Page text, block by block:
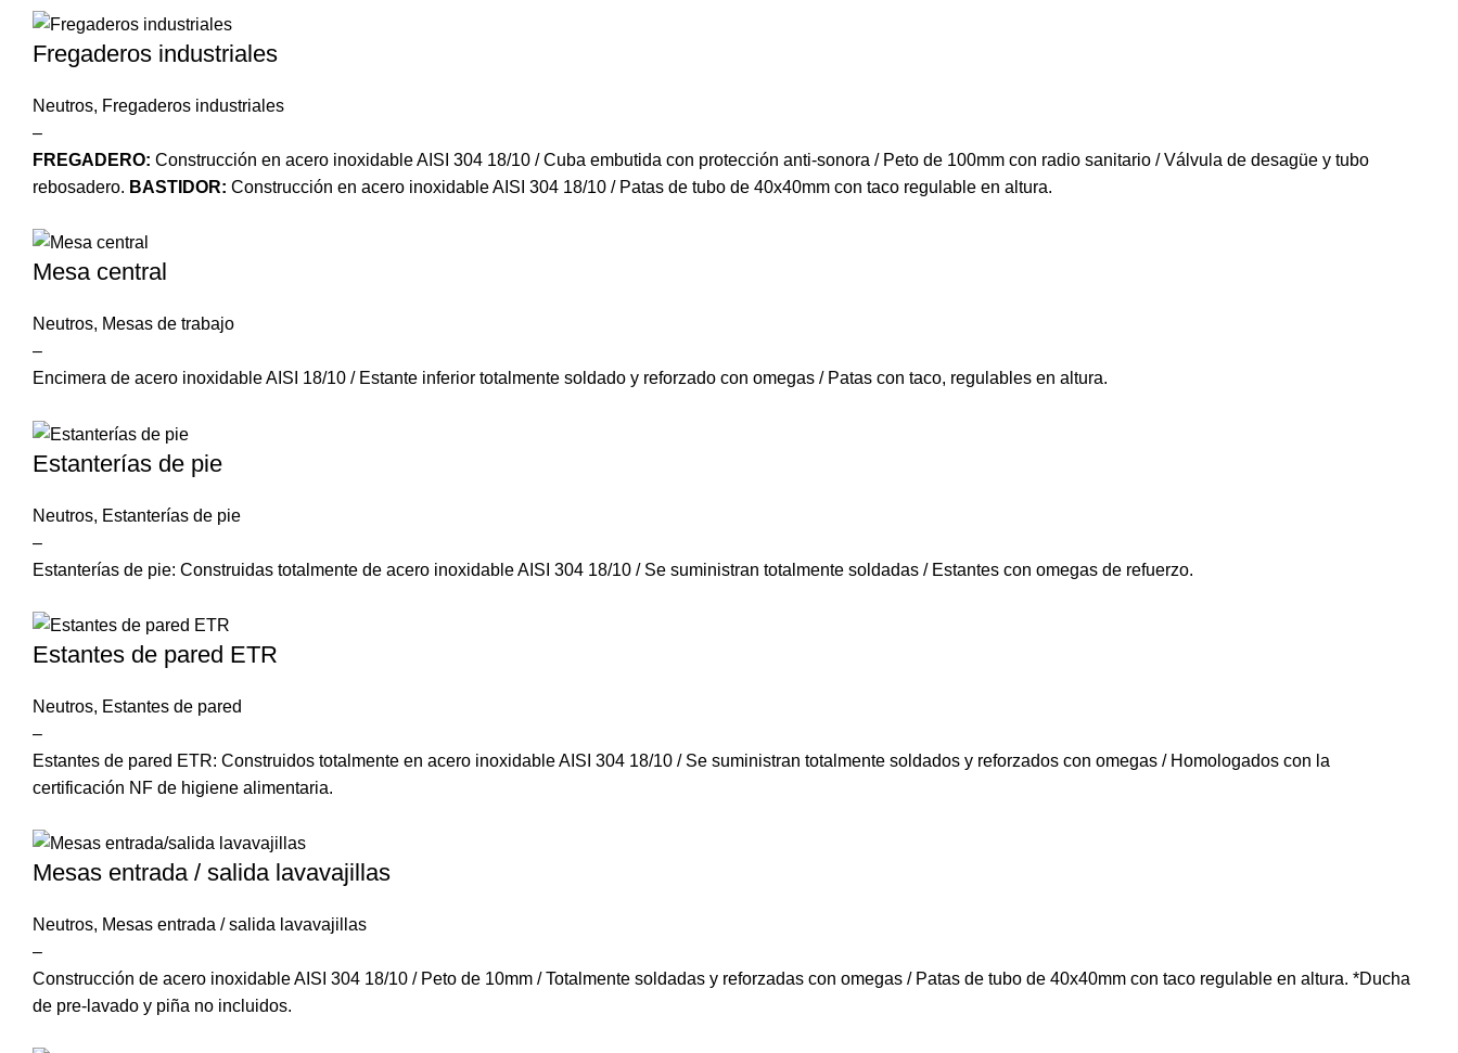
Fregaderos industriales
Neutros, Fregaderos industriales
–
FREGADERO: Construcción en acero inoxidable AISI 304 18/10 / Cuba embutida con protección anti-sonora / Peto de 100mm con radio sanitario / Válvula de desagüe y tubo
rebosadero. BASTIDOR: Construcción en acero inoxidable AISI 304 18/10 / Patas de tubo de 40x40mm con taco regulable en altura.
Mesa central
Neutros, Mesas de trabajo
–
Encimera de acero inoxidable AISI 18/10 / Estante inferior totalmente soldado y reforzado con omegas / Patas con taco, regulables en altura.
Estanterías de pie
Neutros, Estanterías de pie
–
Estanterías de pie: Construidas totalmente de acero inoxidable AISI 304 18/10 / Se suministran totalmente soldadas / Estantes con omegas de refuerzo.
Estantes de pared ETR
Neutros, Estantes de pared
–
Estantes de pared ETR: Construidos totalmente en acero inoxidable AISI 304 18/10 / Se suministran totalmente soldados y reforzados con omegas / Homologados con la
certificación NF de higiene alimentaria.
Mesas entrada / salida lavavajillas
Neutros, Mesas entrada / salida lavavajillas
–
Construcción de acero inoxidable AISI 304 18/10 / Peto de 10mm / Totalmente soldadas y reforzadas con omegas / Patas de tubo de 40x40mm con taco regulable en altura. *Ducha
de pre-lavado y piña no incluidos.